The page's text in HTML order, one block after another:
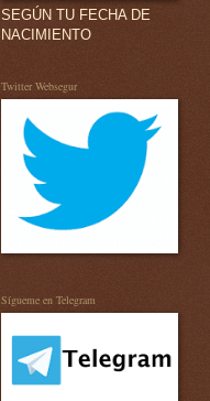
SEGÚN TU FECHA DE
NACIMIENTO
Twitter Websegur
Sígueme en Telegram